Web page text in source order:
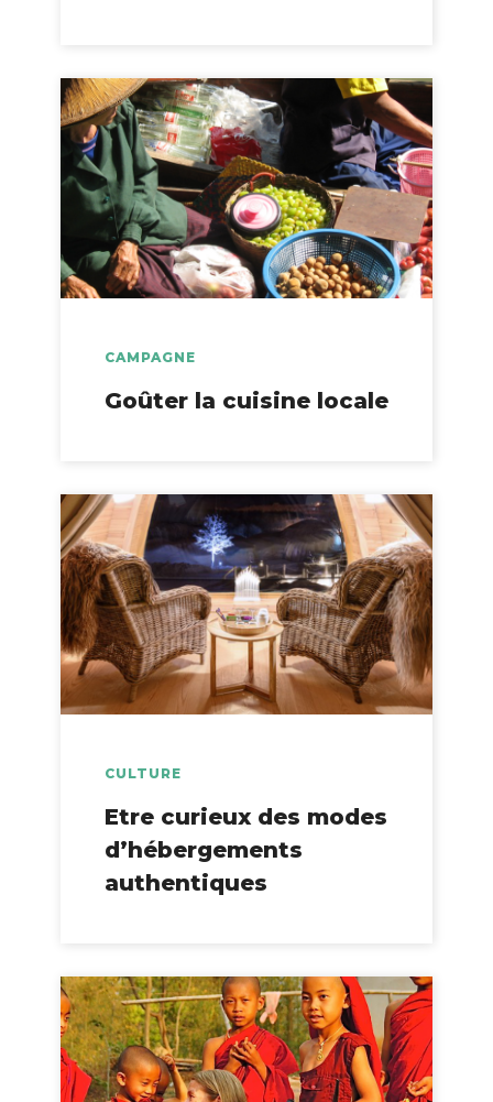
CAMPAGNE
Goûter la cuisine locale
CULTURE
Etre curieux des modes
d’hébergements
authentiques